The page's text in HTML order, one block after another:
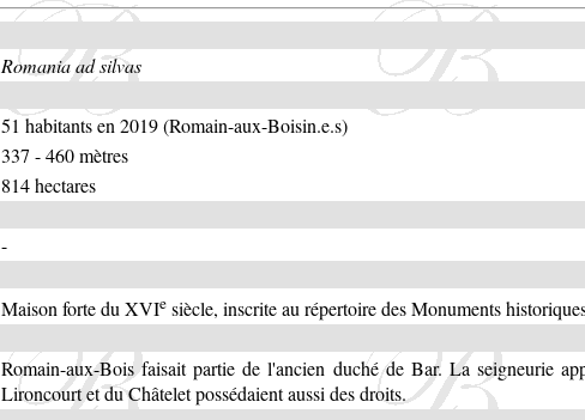
Romania ad silvas
51 habitants en 2019 (Romain-aux-Boisin.e.s)
337 - 460 mètres
814 hectares
-
Maison forte du XVIe siècle, inscrite au répertoire des Monuments
Romain-aux-Bois faisait partie de l'ancien duché de Bar. La seigneurie
Lironcourt et du Châtelet possédaient aussi des droits.